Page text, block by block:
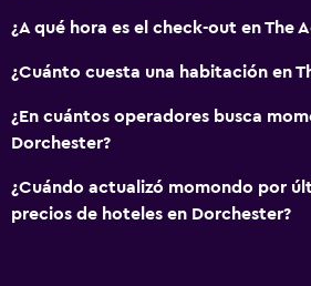
Estacionamiento gratuito
Estacionamiento privado
Accesibilidad y adecuación
Mascotas permitidas bajo consulta
extra)
¿A qué hora es el check-out en The
¿Cuánto cuesta una habitación en
¿En cuántos operadores busca
Dorchester?
¿Cuándo actualizó momondo por
precios de hoteles en Dorchester?